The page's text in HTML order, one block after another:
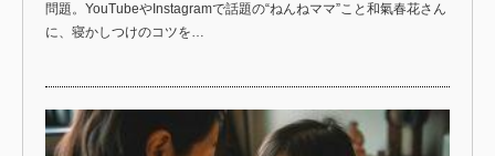
問題。YouTubeやInstagramで話題の“ねんねママ”こと和氣春花さん
に、寝かしつけのコツを…